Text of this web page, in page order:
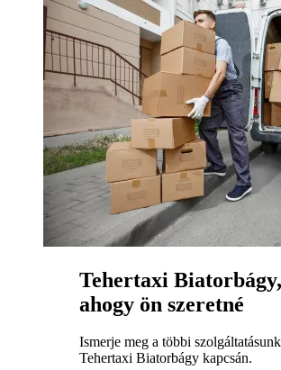
Tehertaxi Biatorbágy,
ahogy ön szeretné
Ismerje meg a többi
Tehertaxi Biatorbágy kapcsán.